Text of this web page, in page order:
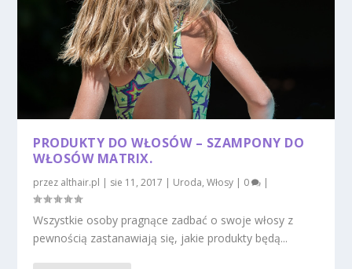
PRODUKTY DO WŁOSÓW – SZAMPONY DO
WŁOSÓW MATRIX.
przez althair.pl | sie 11, 2017 | Uroda,Włosy | 0 |
Wszystkie osoby pragnące zadbać o swoje włosy z
pewnością zastanawiają się, jakie produkty będą...